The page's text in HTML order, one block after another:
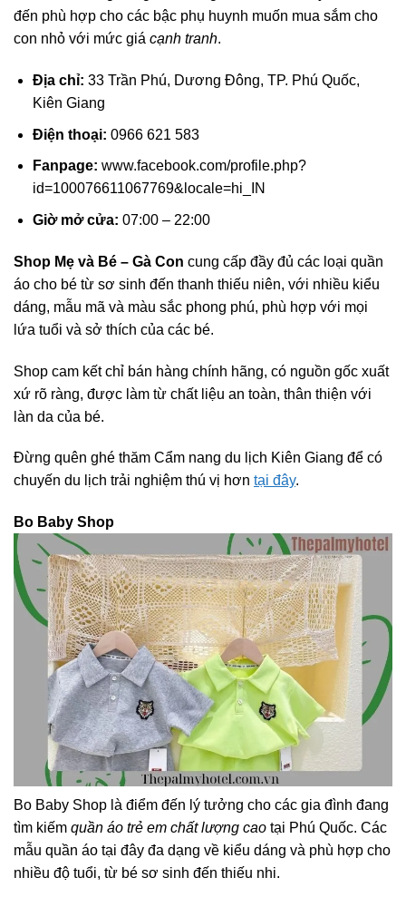
đến phù hợp cho các bậc phụ huynh muốn mua sắm cho
con nhỏ với mức giá cạnh tranh.
Địa chỉ: 33 Trần Phú, Dương Đông, TP. Phú Quốc,
Kiên Giang
Điện thoại: 0966 621 583
Fanpage: www.facebook.com/profile.php?
id=100076611067769&locale=hi_IN
Giờ mở cửa: 07:00 – 22:00
Shop Mẹ và Bé – Gà Con cung cấp đầy đủ các loại quần
áo cho bé từ sơ sinh đến thanh thiếu niên, với nhiều kiểu
dáng, mẫu mã và màu sắc phong phú, phù hợp với mọi
lứa tuổi và sở thích của các bé.
Shop cam kết chỉ bán hàng chính hãng, có nguồn gốc xuất
xứ rõ ràng, được làm từ chất liệu an toàn, thân thiện với
làn da của bé.
Đừng quên ghé thăm Cẩm nang du lịch Kiên Giang để có
chuyến du lịch trải nghiệm thú vị hơn tại đây.
Bo Baby Shop
Bo Baby Shop là điểm đến lý tưởng cho các gia đình đang
tìm kiếm quần áo trẻ em chất lượng cao tại Phú Quốc. Các
mẫu quần áo tại đây đa dạng về kiểu dáng và phù hợp cho
nhiều độ tuổi, từ bé sơ sinh đến thiếu nhi.